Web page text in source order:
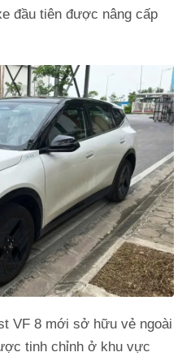
đầu tiên được nâng cấp
VF 8 mới sở hữu vẻ ngoài
tinh chỉnh ở khu vực